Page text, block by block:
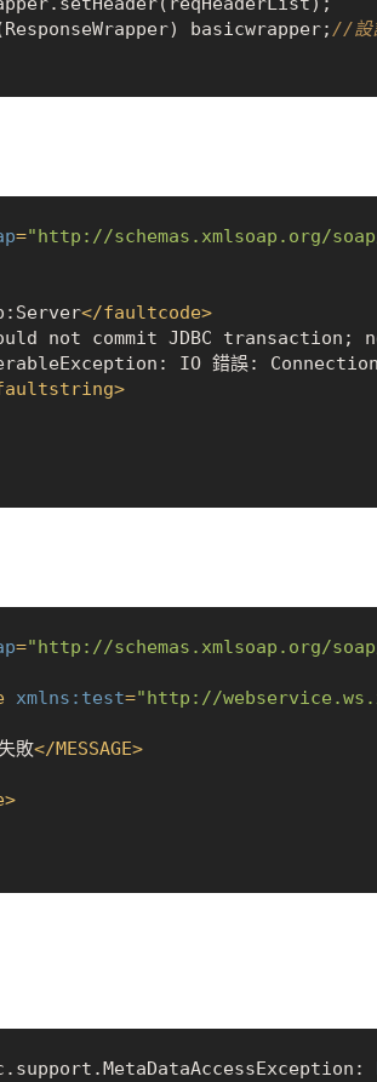
basicwrapper; //設
="http://schemas.xmlsoap.org/
</faultcode>
not commit JDBC transaction;
IO 錯誤:
>
="http://schemas.xmlsoap.org/
xmlns:test="http://
敗</MESSAGE>
>